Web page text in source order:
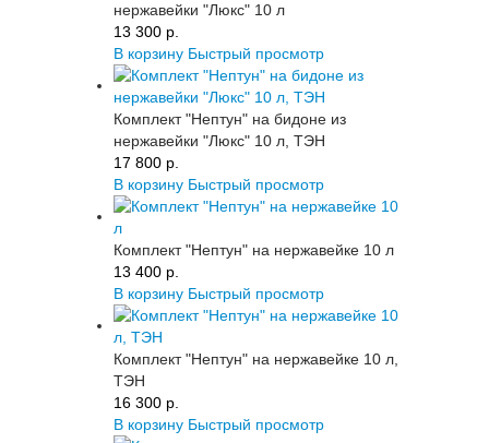
нержавейки "Люкс" 10 л
13 300 p.
В корзину Быстрый просмотр
Комплект "Нептун" на бидоне из
нержавейки "Люкс" 10 л, ТЭН
17 800 p.
В корзину Быстрый просмотр
Комплект "Нептун" на нержавейке 10 л
13 400 p.
В корзину Быстрый просмотр
Комплект "Нептун" на нержавейке 10 л,
ТЭН
16 300 p.
В корзину Быстрый просмотр